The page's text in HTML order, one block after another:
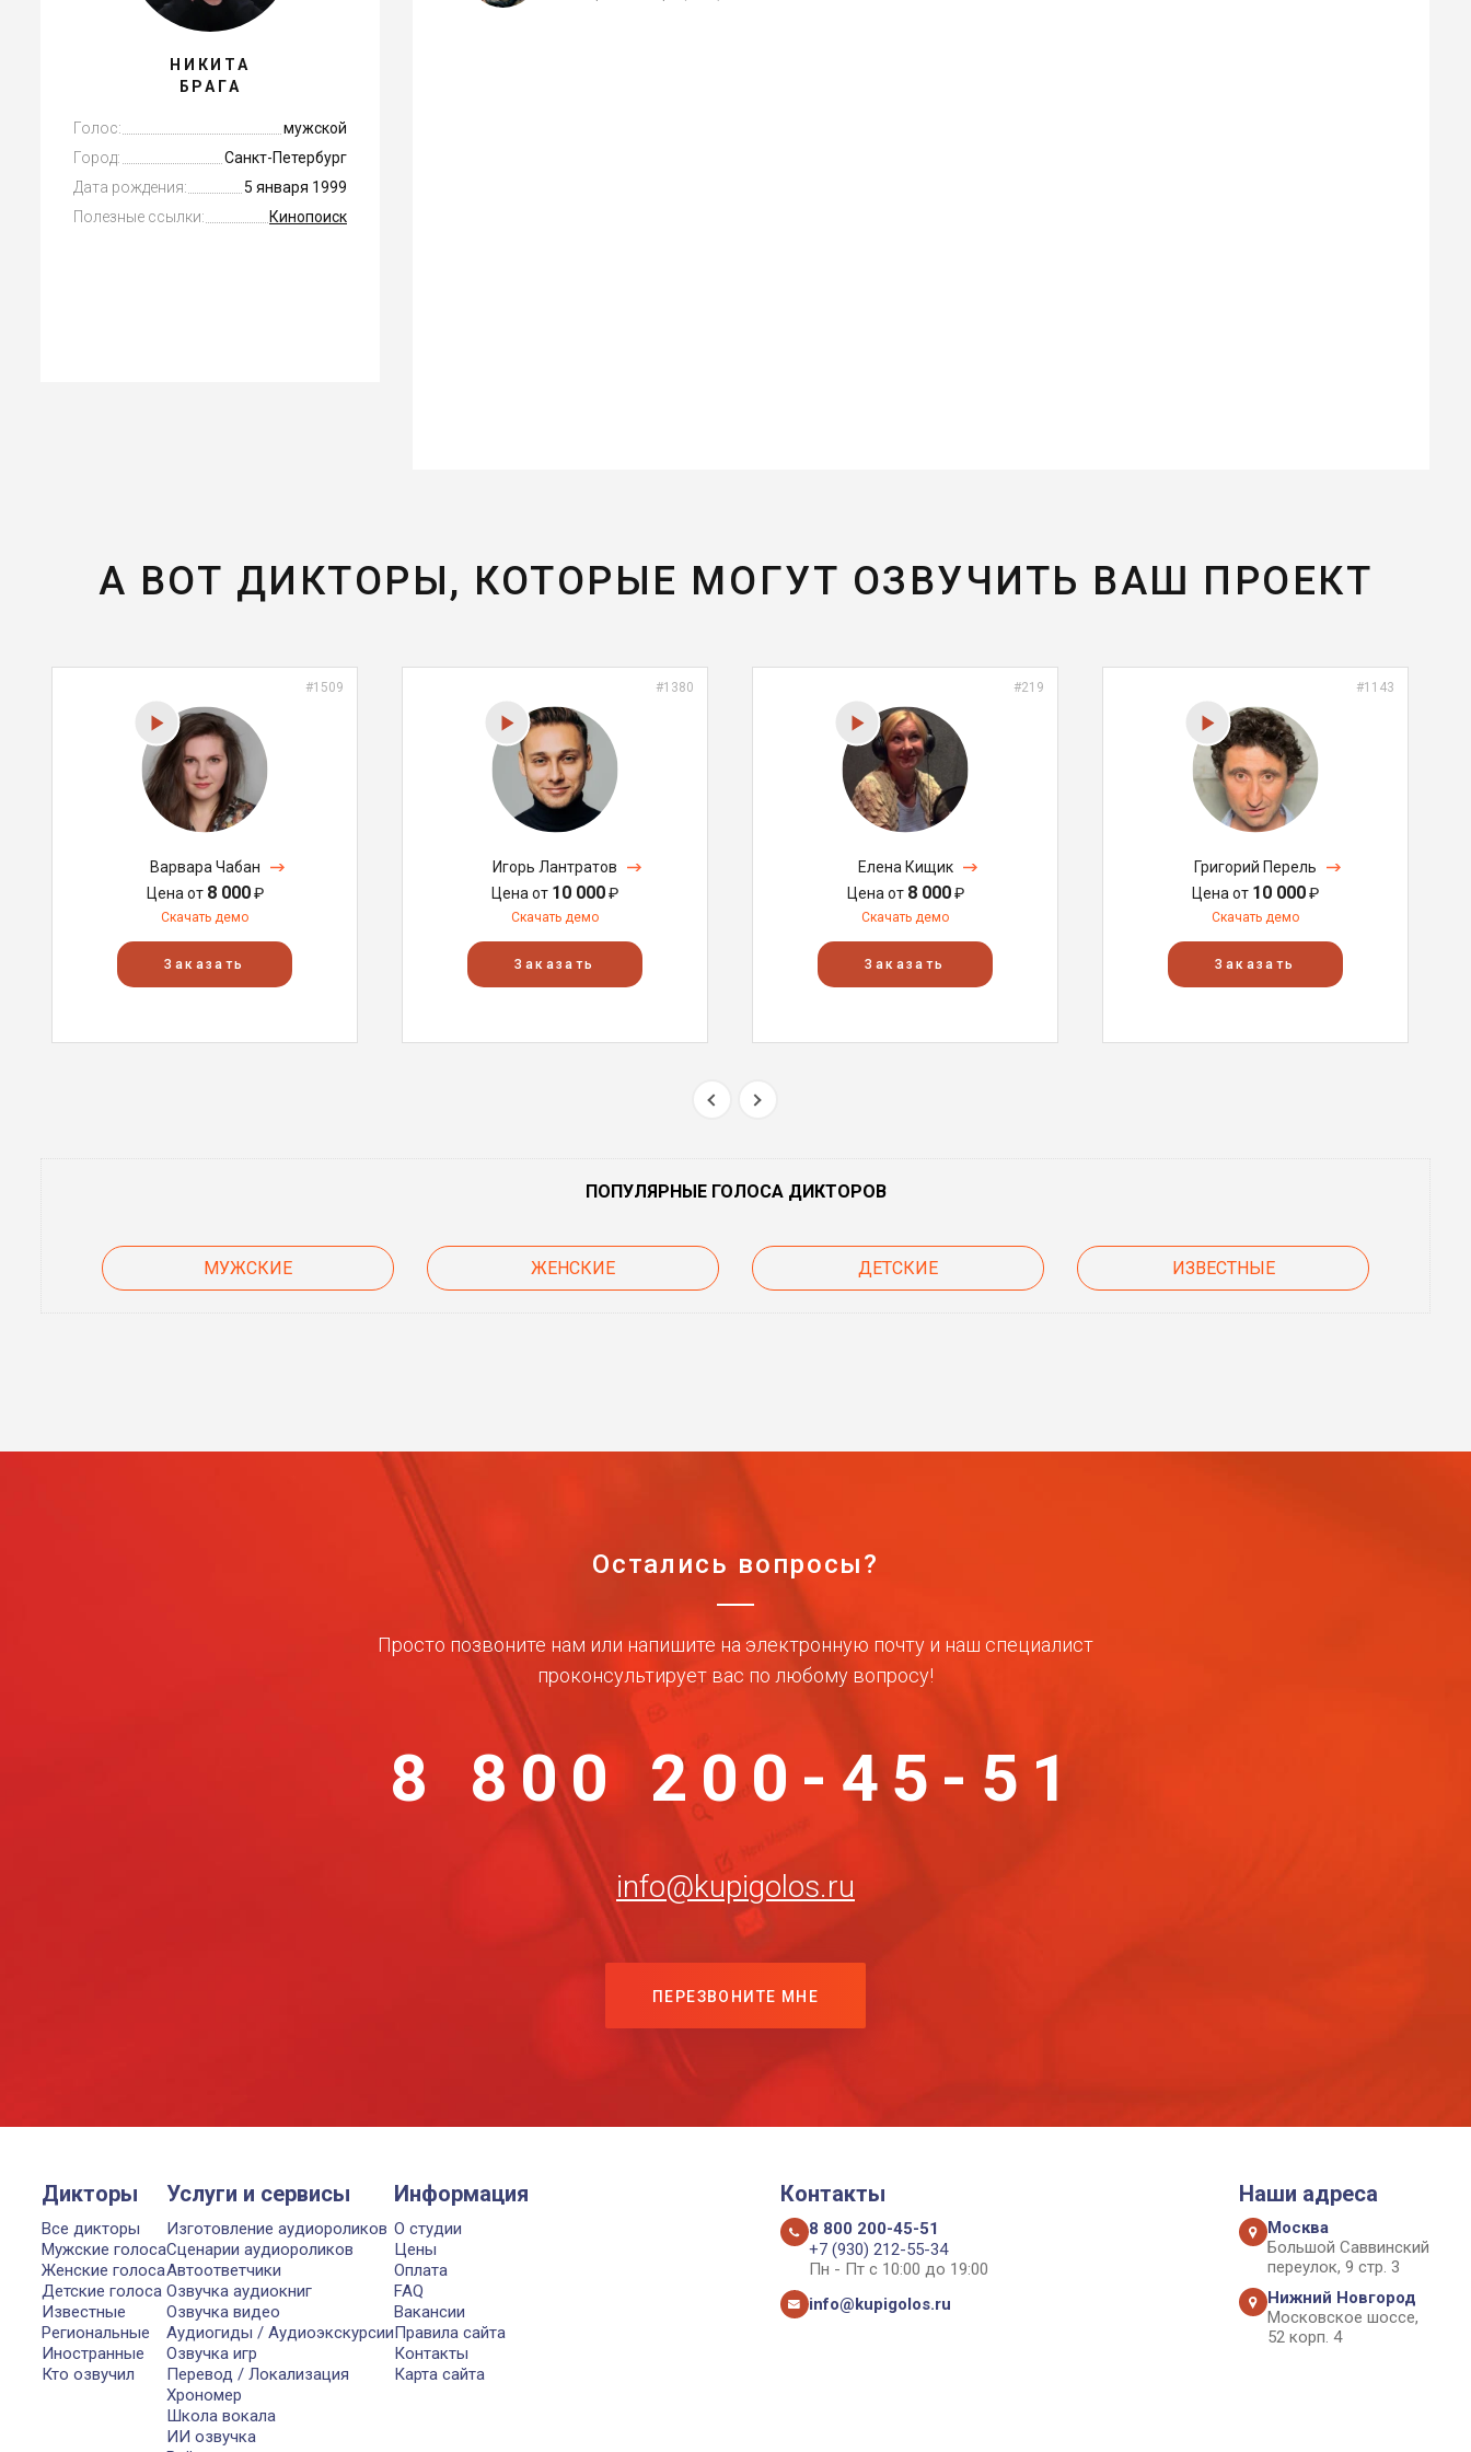
НИКИТА
БРАГА
Голос:
мужской
Город:
Санкт-Петербург
Дата рождения:
5 января 1999
Полезные ссылки:
Кинопоиск
А ВОТ ДИКТОРЫ, КОТОРЫЕ МОГУТ ОЗВУЧИТЬ ВАШ ПРОЕКТ
#1509
Варвара Чабан
Цена от 8 000₽
Скачать демо
Заказать
#1380
Игорь Лантратов
Цена от 10 000₽
Скачать демо
Заказать
#219
Елена Кищик
Цена от 8 000₽
Скачать демо
Заказать
#1143
Григорий Перель
Цена от 10 000₽
Скачать демо
Заказать
ПОПУЛЯРНЫЕ ГОЛОСА ДИКТОРОВ
МУЖСКИЕ ЖЕНСКИЕ ДЕТСКИЕ ИЗВЕСТНЫЕ
Остались вопросы?
Просто позвоните нам или напишите на электронную почту и наш специалист
проконсультирует вас по любому вопросу!
8 800 200-45-51
info@kupigolos.ru
ПЕРЕЗВОНИТЕ МНЕ
Дикторы
Все дикторы
Мужские голоса
Женские голоса
Детские голоса
Известные
Региональные
Иностранные
Кто озвучил
Услуги и сервисы
Изготовление аудиороликов
Сценарии аудиороликов
Автоответчики
Озвучка аудиокниг
Озвучка видео
Аудиогиды / Аудиоэкскурсии
Озвучка игр
Перевод / Локализация
Хрономер
Школа вокала
ИИ озвучка
Информация
О студии
Цены
Оплата
FAQ
Вакансии
Правила сайта
Контакты
Карта сайта
Контакты
8 800 200-45-51
+7 (930) 212-55-34
Пн - Пт с 10:00 до 19:00
info@kupigolos.ru
Наши адреса
Москва
Большой Саввинский
переулок, 9 стр. 3
Нижний Новгород
Московское шоссе,
52 корп. 4